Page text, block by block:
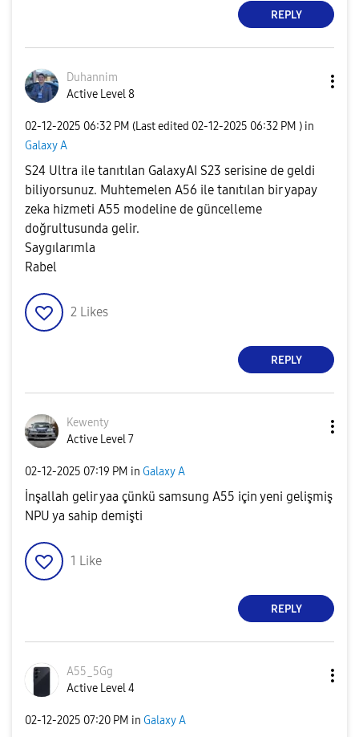
REPLY
Duhannim
Active Level 8
‎02-12-2025 06:32 PM (Last edited ‎02-12-2025 06:32 PM ) in
Galaxy A
S24 Ultra ile tanıtılan GalaxyAI S23 serisine de geldi
biliyorsunuz. Muhtemelen A56 ile tanıtılan bir yapay
zeka hizmeti A55 modeline de güncelleme
doğrultusunda gelir.
Saygılarımla
Rabel
2 Likes
REPLY
Kewenty
Active Level 7
‎02-12-2025 07:19 PM in Galaxy A
İnşallah gelir yaa çünkü samsung A55 için yeni gelişmiş
NPU ya sahip demişti
1 Like
REPLY
A55_5Gg
Active Level 4
‎02-12-2025 07:20 PM in Galaxy A